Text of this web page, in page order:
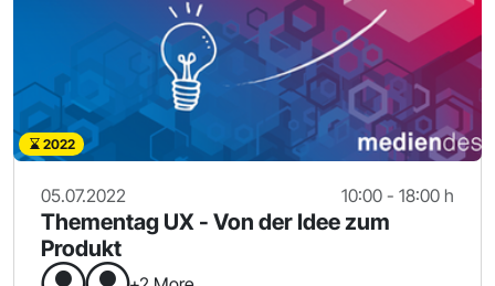
2022
05.07.2022 10:00 - 18:00 h
Thementag UX - Von der Idee zum
Produkt